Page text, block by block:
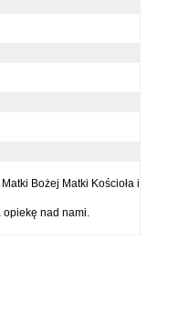
Bożej Matki Kościoła i
opiekę nad nami.